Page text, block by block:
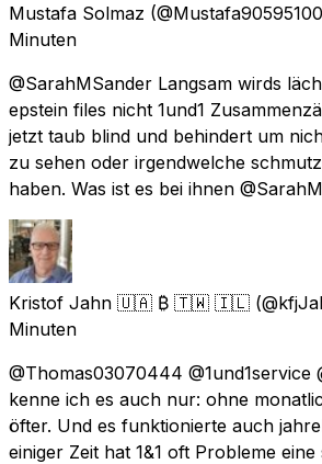
Mustafa Solmaz
Minuten
@SarahMSander Langsam wirds
epstein files nicht 1und1
jetzt taub blind und behindert um
zu sehen oder irgendwelche
haben. Was ist es bei ihnen
Kristof Jahn 🇺🇦 ₿ 🇹🇼 🇮🇱
Minuten
@Thomas03070444 @1und1service
kenne ich es auch nur: ohne
öfter. Und es funktionierte auch
einiger Zeit hat 1&1 oft Probleme eine